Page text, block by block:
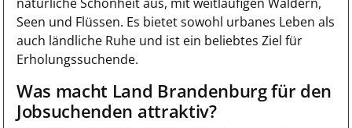
Seen und Flüssen. Es bietet sowohl urbanes Leben als
auch ländliche Ruhe und ist ein beliebtes Ziel für
Erholungssuchende.
Was macht Land Brandenburg für den
Jobsuchenden attraktiv?